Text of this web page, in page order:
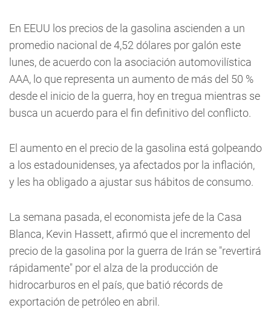
En EEUU los precios de la gasolina ascienden a un
promedio nacional de 4,52 dólares por galón este
lunes, de acuerdo con la asociación automovilística
AAA, lo que representa un aumento de más del 50 %
desde el inicio de la guerra, hoy en tregua mientras se
busca un acuerdo para el fin definitivo del conflicto.
El aumento en el precio de la gasolina está golpeando
a los estadounidenses, ya afectados por la inflación,
y les ha obligado a ajustar sus hábitos de consumo.
La semana pasada, el economista jefe de la Casa
Blanca, Kevin Hassett, afirmó que el incremento del
precio de la gasolina por la guerra de Irán se "revertirá
rápidamente" por el alza de la producción de
hidrocarburos en el país, que batió récords de
exportación de petróleo en abril.